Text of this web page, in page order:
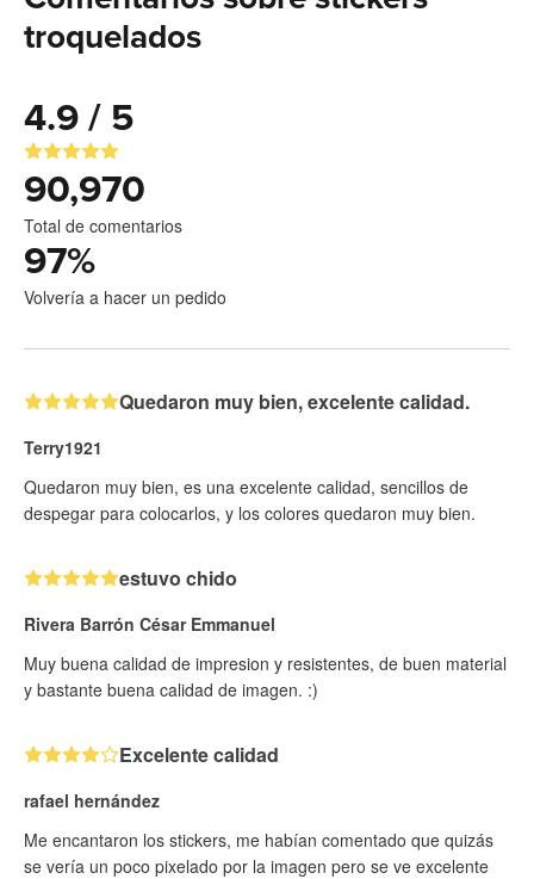
troquelados
4.9 / 5
90,970
Total de comentarios
97%
Volvería a hacer un pedido
Quedaron muy bien, excelente calidad.
Terry1921
Quedaron muy bien, es una excelente calidad, sencillos de
despegar para colocarlos, y los colores quedaron muy bien.
estuvo chido
Rivera Barrón César Emmanuel
Muy buena calidad de impresion y resistentes, de buen material
y bastante buena calidad de imagen. :)
Excelente calidad
rafael hernández
Me encantaron los stickers, me habían comentado que quizás
se vería un poco pixelado por la imagen pero se ve excelente